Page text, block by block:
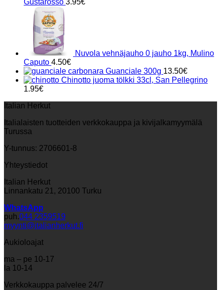
Gustarosso 3.95€
Nuvola vehnäjauho 0 jauho 1kg, Mulino
Caputo 4.50€
Guanciale 300g 13.50€
Chinotto juoma tölkki 33cl, San Pellegrino
1.95€
Italian Herkut
Italialaisten tuotteiden verkkokauppa ja kivijalkamyymälä
Turussa
Y-tunnus: 2706601-8
Yhteystiedot
Italian Herkut
Linnankatu 21, 20100 Turku
WhatsApp
puh.044 2359519
myynti@italianherkut.fi
Aukioloajat
ma – pe 10-17
la 10-14
Verkkokauppa palvelee 24/7